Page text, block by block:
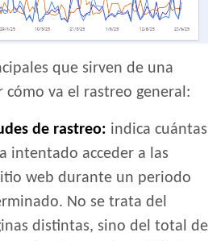
que sirven de una
cómo va el rastreo general:
de rastreo: indica cuántas
intentado acceder a las
web durante un periodo
No se trata del
distintas, sino del total de